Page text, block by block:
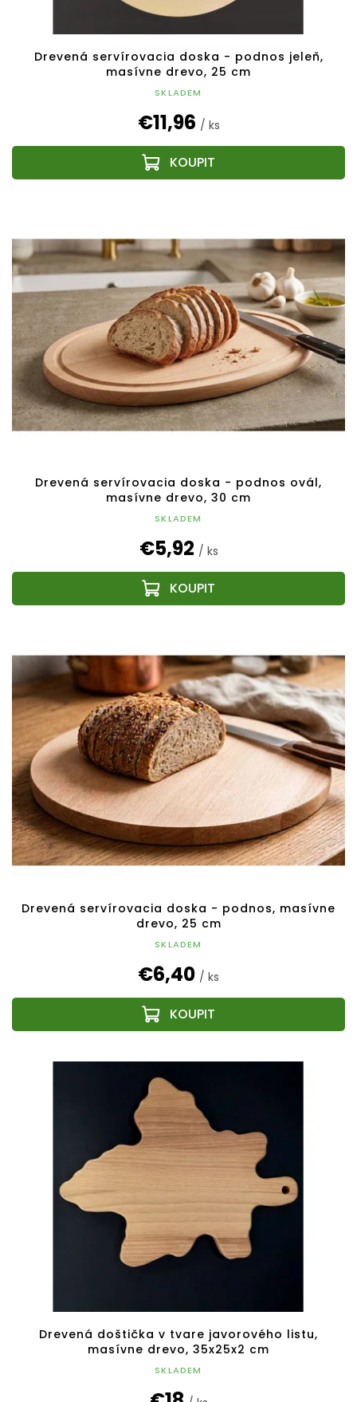
Drevená servírovacia doska - podnos jeleň,
masívne drevo, 25 cm
SKLADEM
€11,96 / ks
Drevená servírovacia doska - podnos ovál,
masívne drevo, 30 cm
SKLADEM
€5,92 / ks
Drevená servírovacia doska - podnos, masívne
drevo, 25 cm
SKLADEM
€6,40 / ks
Drevená doštička v tvare javorového listu,
masívne drevo, 35x25x2 cm
SKLADEM